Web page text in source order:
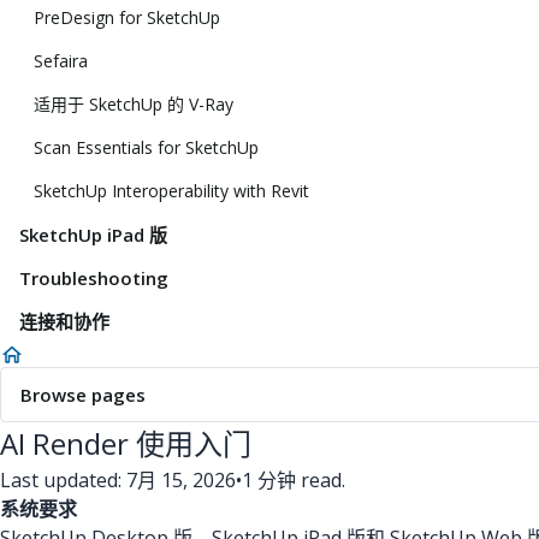
PreDesign for SketchUp
Sefaira
适用于 SketchUp 的 V-Ray
Scan Essentials for SketchUp
SketchUp Interoperability with Revit
SketchUp iPad 版
Troubleshooting
连接和协作
Browse pages
AI Render 使用入门
Last updated: 7月 15, 2026•1 分钟 read.
系统要求